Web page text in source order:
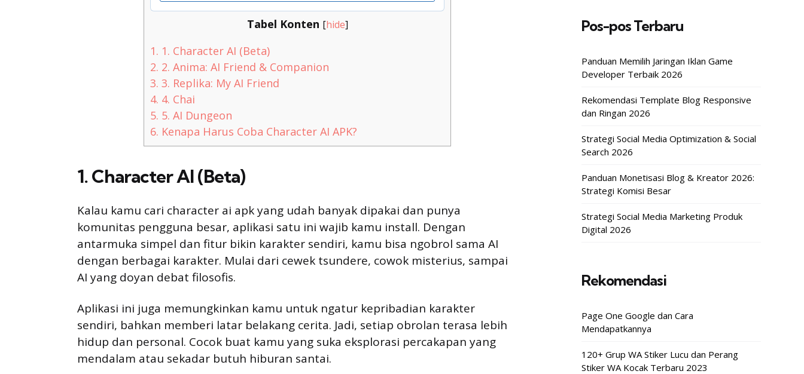
Tabel Konten [hide]
1. 1. Character AI (Beta)
2. 2. Anima: AI Friend & Companion
3. 3. Replika: My AI Friend
4. 4. Chai
5. 5. AI Dungeon
6. Kenapa Harus Coba Character AI APK?
1. Character AI (Beta)
Kalau kamu cari character ai apk yang udah banyak dipakai dan punya
komunitas pengguna besar, aplikasi satu ini wajib kamu install. Dengan
antarmuka simpel dan fitur bikin karakter sendiri, kamu bisa ngobrol sama AI
dengan berbagai karakter. Mulai dari cewek tsundere, cowok misterius, sampai
AI yang doyan debat filosofis.
Aplikasi ini juga memungkinkan kamu untuk ngatur kepribadian karakter
sendiri, bahkan memberi latar belakang cerita. Jadi, setiap obrolan terasa lebih
hidup dan personal. Cocok buat kamu yang suka eksplorasi percakapan yang
mendalam atau sekadar butuh hiburan santai.
Pos-pos Terbaru
Panduan Memilih Jaringan Iklan Game
Developer Terbaik 2026
Rekomendasi Template Blog Responsive
dan Ringan 2026
Strategi Social Media Optimization & Social
Search 2026
Panduan Monetisasi Blog & Kreator 2026:
Strategi Komisi Besar
Strategi Social Media Marketing Produk
Digital 2026
Rekomendasi
Page One Google dan Cara
Mendapatkannya
120+ Grup WA Stiker Lucu dan Perang
Stiker WA Kocak Terbaru 2023